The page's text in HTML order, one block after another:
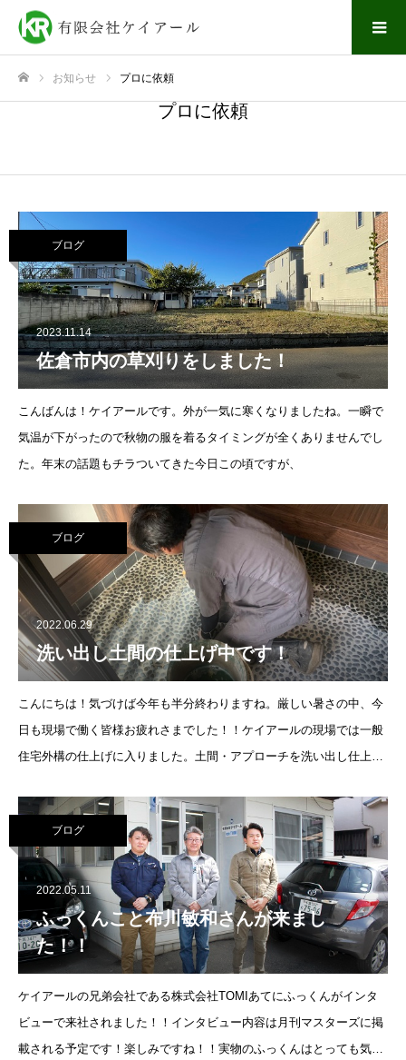
お知らせ プロに依頼
プロに依頼
ブログ
2023.11.14
佐倉市内の草刈りをしました！
こんばんは！ケイアールです。外が一気に寒くなりましたね。一瞬で
気温が下がったので秋物の服を着るタイミングが全くありませんでし
た。年末の話題もチラついてきた今日この頃ですが、
ブログ
2022.06.29
洗い出し土間の仕上げ中です！
こんにちは！気づけば今年も半分終わりますね。厳しい暑さの中、今
日も現場で働く皆様お疲れさまでした！！ケイアールの現場では一般
住宅外構の仕上げに入りました。土間・アプローチを洗い出し仕上げ
ブログ
2022.05.11
ふっくんこと布川敏和さんが来まし
た！！
ケイアールの兄弟会社である株式会社TOMIあてにふっくんがインタ
ビューで来社されました！！インタビュー内容は月刊マスターズに掲
載される予定です！楽しみですね！！実物のふっくんはとっても気さ